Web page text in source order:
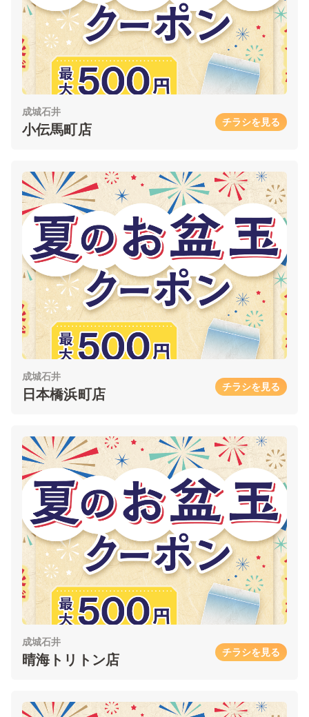
成城石井
小伝馬町店 チラシを見る
成城石井
日本橋浜町店 チラシを見る
成城石井
晴海トリトン店 チラシを見る